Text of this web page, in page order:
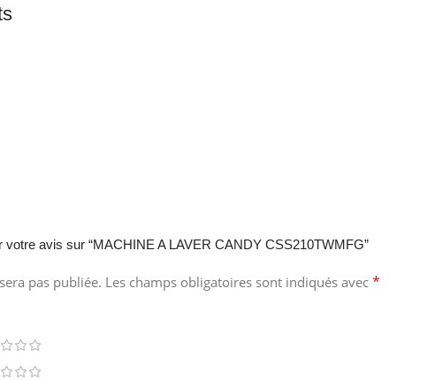
avis sur “MACHINE A LAVER CANDY CSS210TWMFG”
pas publiée. Les champs obligatoires sont indiqués avec *